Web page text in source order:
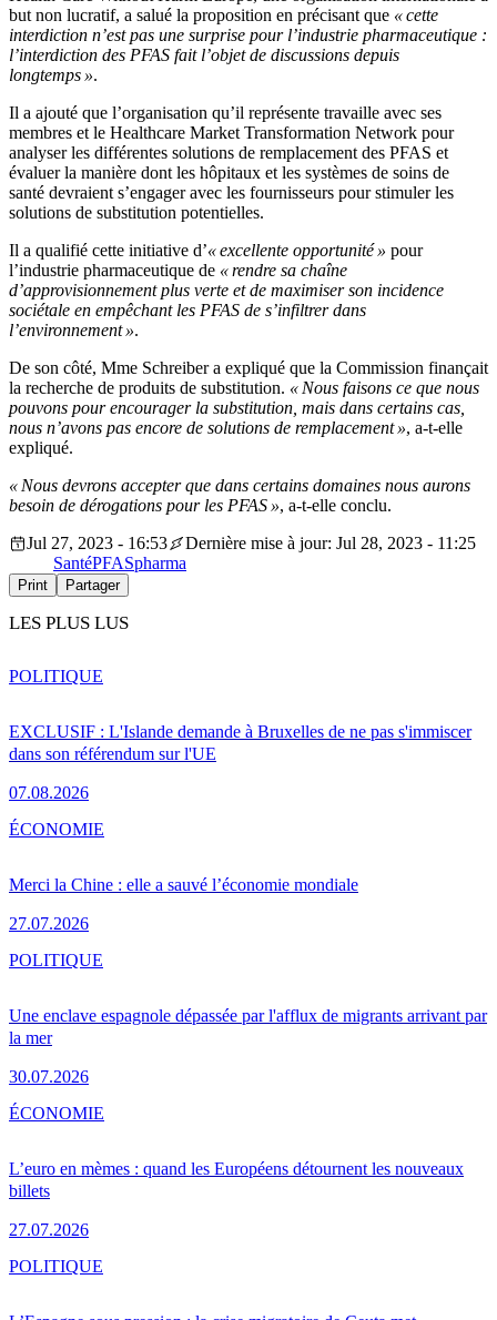
but non lucratif, a salué la proposition en précisant que « cette
interdiction n’est pas une surprise pour l’industrie pharmaceutique :
l’interdiction des PFAS fait l’objet de discussions depuis
longtemps ».
Il a ajouté que l’organisation qu’il représente travaille avec ses
membres et le Healthcare Market Transformation Network pour
analyser les différentes solutions de remplacement des PFAS et
évaluer la manière dont les hôpitaux et les systèmes de soins de
santé devraient s’engager avec les fournisseurs pour stimuler les
solutions de substitution potentielles.
Il a qualifié cette initiative d’« excellente opportunité » pour
l’industrie pharmaceutique de « rendre sa chaîne
d’approvisionnement plus verte et de maximiser son incidence
sociétale en empêchant les PFAS de s’infiltrer dans
l’environnement ».
De son côté, Mme Schreiber a expliqué que la Commission finançait
la recherche de produits de substitution. « Nous faisons ce que nous
pouvons pour encourager la substitution, mais dans certains cas,
nous n’avons pas encore de solutions de remplacement », a-t-elle
expliqué.
« Nous devrons accepter que dans certains domaines nous aurons
besoin de dérogations pour les PFAS », a-t-elle conclu.
Jul 27, 2023 - 16:53
Dernière mise à jour: Jul 28, 2023 - 11:25
SantéPFASpharma
Print Partager
LES PLUS LUS
EXCLUSIF : L'Islande demande à Bruxelles de ne pas s'immiscer
dans son référendum sur l'UE
07.08.2026
POLITIQUE
Merci la Chine : elle a sauvé l’économie mondiale
27.07.2026
ÉCONOMIE
Une enclave espagnole dépassée par l'afflux de migrants arrivant par
la mer
30.07.2026
POLITIQUE
L’euro en mèmes : quand les Européens détournent les nouveaux
billets
27.07.2026
ÉCONOMIE
POLITIQUE